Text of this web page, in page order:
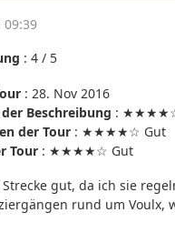
09:39
: 4 / 5
: 28. Nov 2016
Beschreibung :
der Tour : ★★★★☆ Gut
Tour : ★★★★☆ Gut
gut, da ich sie
rund um Voulx,